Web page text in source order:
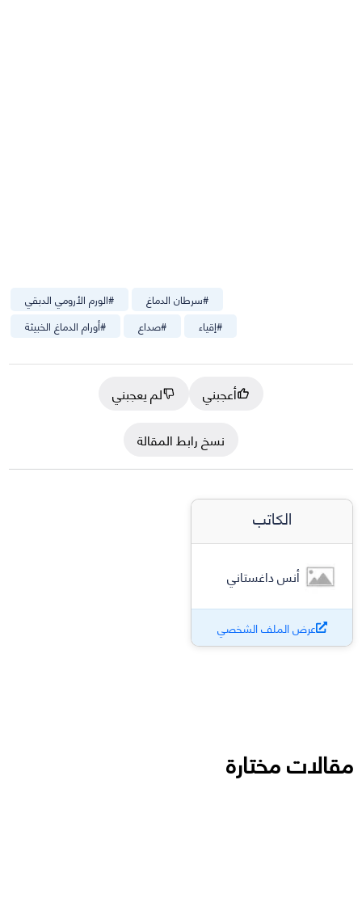
#الورم الأرومي الدبقي #سرطان الدماغ
#أورام الدماغ الخبيثة #صداع #إقياء
أعجبني
لم يعجبني
نسخ رابط المقالة
الكاتب
أنس داغستاني
عرض الملف الشخصي
مقالات مختارة